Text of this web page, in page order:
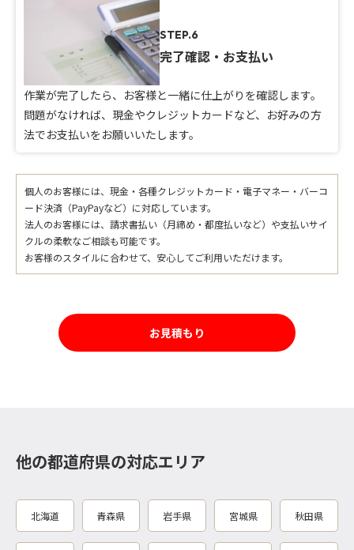
STEP.6
完了確認・お支払い
作業が完了したら、お客様と一緒に仕上がりを確認します。
問題がなければ、現金やクレジットカードなど、お好みの方
法でお支払いをお願いいたします。
個人のお客様には、現金・各種クレジットカード・電子マネー・バーコ
ード決済（PayPayなど）に対応しています。
法人のお客様には、請求書払い（月締め・都度払いなど）や支払いサイ
クルの柔軟なご相談も可能です。
お客様のスタイルに合わせて、安心してご利用いただけます。
お見積もり
他の都道府県の対応エリア
北海道 青森県 岩手県 宮城県 秋田県